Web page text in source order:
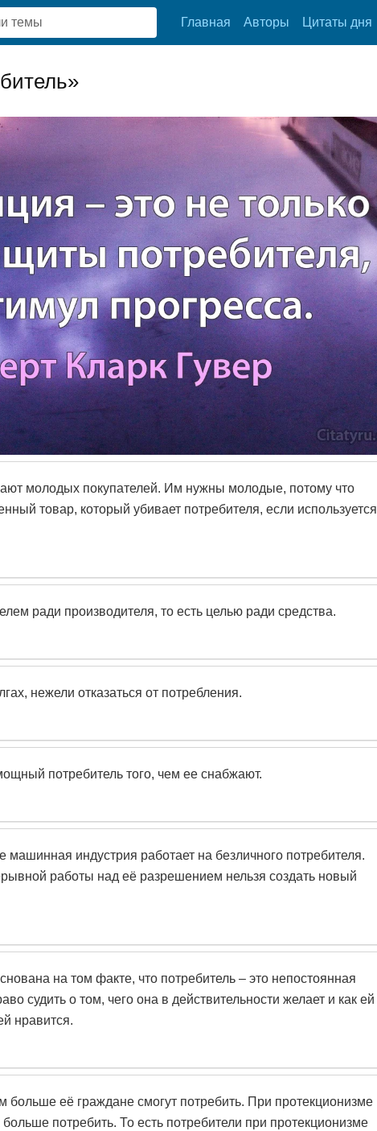
Главная Авторы Цитаты дня
молодых покупателей. Им нужны молодые, потому что
товар, который убивает потребителя, если используется
ради производителя, то есть целью ради средства.
нежели отказаться от потребления.
потребитель того, чем ее снабжают.
машинная индустрия работает на безличного потребителя.
работы над её разрешением нельзя создать новый
на том факте, что потребитель – это непостоянная
судить о том, чего она в действительности желает и как ей
нравится.
больше её граждане смогут потребить. При протекционизме
потребить. То есть потребители при протекционизме